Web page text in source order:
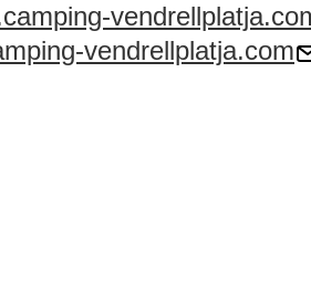
vendrellplatja.com